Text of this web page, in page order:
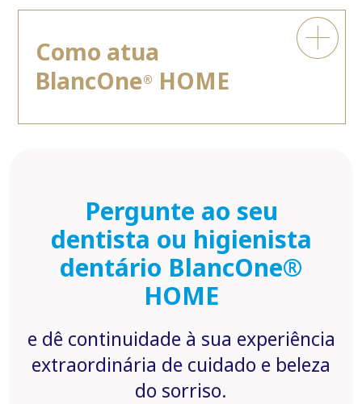
Como atua
BlancOne® HOME
Pergunte ao seu
dentista ou higienista
dentário BlancOne®
HOME
e dê continuidade à sua experiência
extraordinária de cuidado e beleza
do sorriso.